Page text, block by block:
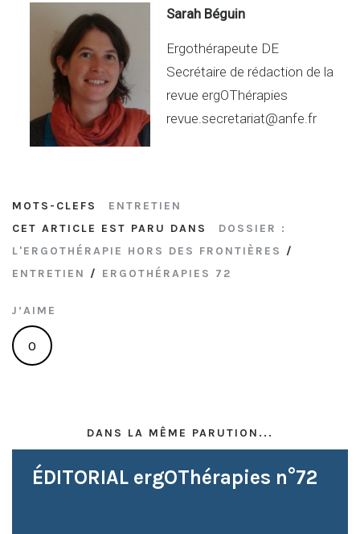
Sarah Béguin
Ergothérapeute DE
Secrétaire de rédaction de la
revue ergOThérapies
revue.secretariat@anfe.fr
MOTS-CLEFS
ENTRETIEN
CET ARTICLE EST PARU DANS
DOSSIER :
L'ERGOTHÉRAPIE HORS DES FRONTIÈRES /
ENTRETIEN / ERGOTHÉRAPIES 72
J’AIME
0
DANS LA MÊME PARUTION...
ÉDITORIAL ergOThérapies n°72